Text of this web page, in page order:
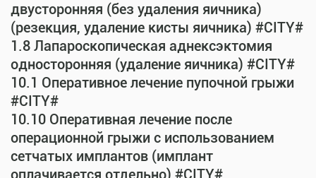
двусторонняя (без удаления яичника)
(резекция, удаление кисты яичника) #CITY#
1.8 Лапароскопическая аднексэктомия
односторонняя (удаление яичника) #CITY#
10.1 Оперативное лечение пупочной грыжи
#CITY#
10.10 Оперативная лечение после
операционной грыжи с использованием
сетчатых имплантов (имплант
оплачивается отдельно) #CITY#